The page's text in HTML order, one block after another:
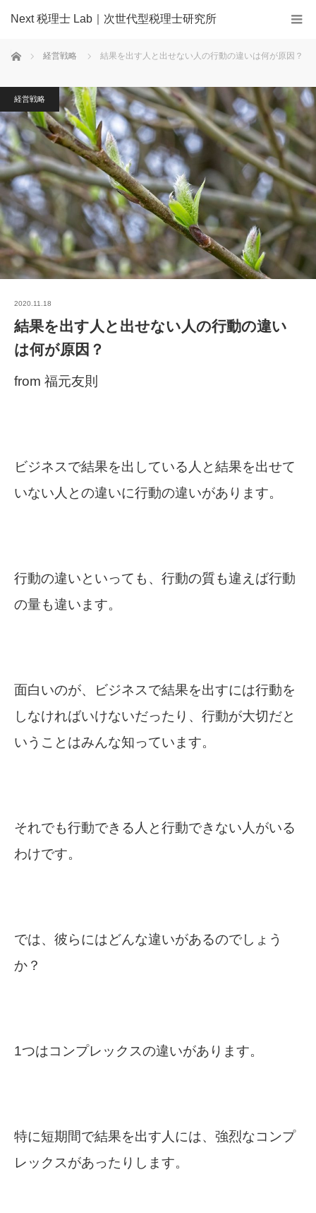
Next 税理士 Lab｜次世代型税理士研究所
ホーム 経営戦略 結果を出す人と出せない人の行動の違いは何が原因？
経営戦略
2020.11.18
結果を出す人と出せない人の行動の違い
は何が原因？
from 福元友則
ビジネスで結果を出している人と結果を出せて
いない人との違いに行動の違いがあります。
行動の違いといっても、行動の質も違えば行動
の量も違います。
面白いのが、ビジネスで結果を出すには行動を
しなければいけないだったり、行動が大切だと
いうことはみんな知っています。
それでも行動できる人と行動できない人がいる
わけです。
では、彼らにはどんな違いがあるのでしょう
か？
1つはコンプレックスの違いがあります。
特に短期間で結果を出す人には、強烈なコンプ
レックスがあったりします。